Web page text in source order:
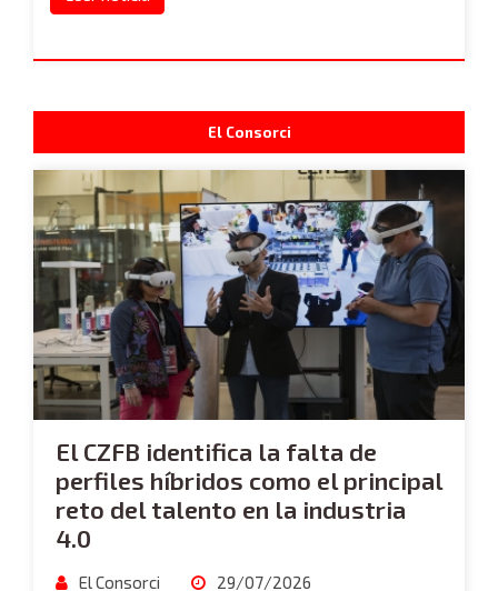
El Consorci
El CZFB identifica la falta de
perfiles híbridos como el principal
reto del talento en la industria
4.0
El Consorci 29/07/2026